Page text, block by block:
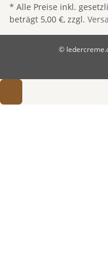
* Alle Preise inkl.
beträgt 5,00 €, zzgl.
©